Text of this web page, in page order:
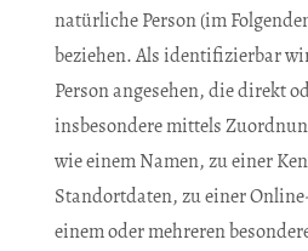
natürliche Person (im
beziehen. Als identifizierbar
Person angesehen, die direkt
insbesondere mittels
wie einem Namen, zu einer
Standortdaten, zu einer
einem oder mehreren